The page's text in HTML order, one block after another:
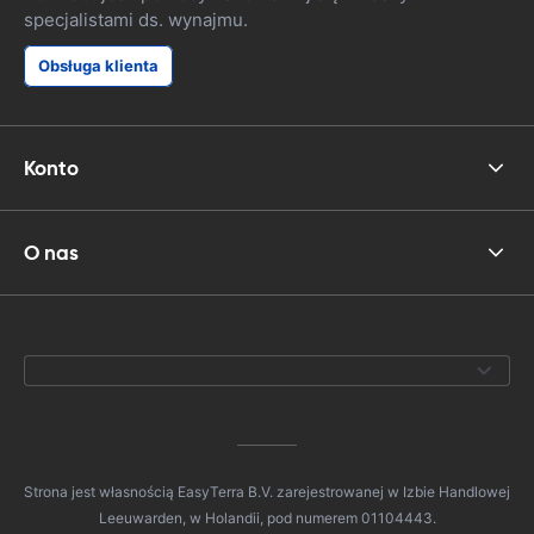
specjalistami ds. wynajmu.
Obsługa klienta
Konto
O nas
Strona jest własnością EasyTerra B.V. zarejestrowanej w Izbie Handlowej
Leeuwarden, w Holandii, pod numerem 01104443.